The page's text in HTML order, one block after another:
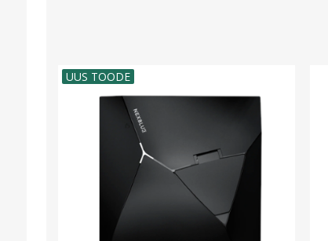
UUS TOODE